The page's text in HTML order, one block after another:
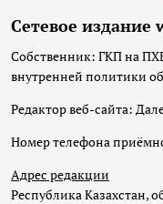
Сетевое издание
Собственник: ГКП на
внутренней политики
Редактор веб-сайта:
Номер телефона
Адрес редакции
Республика Казахстан,